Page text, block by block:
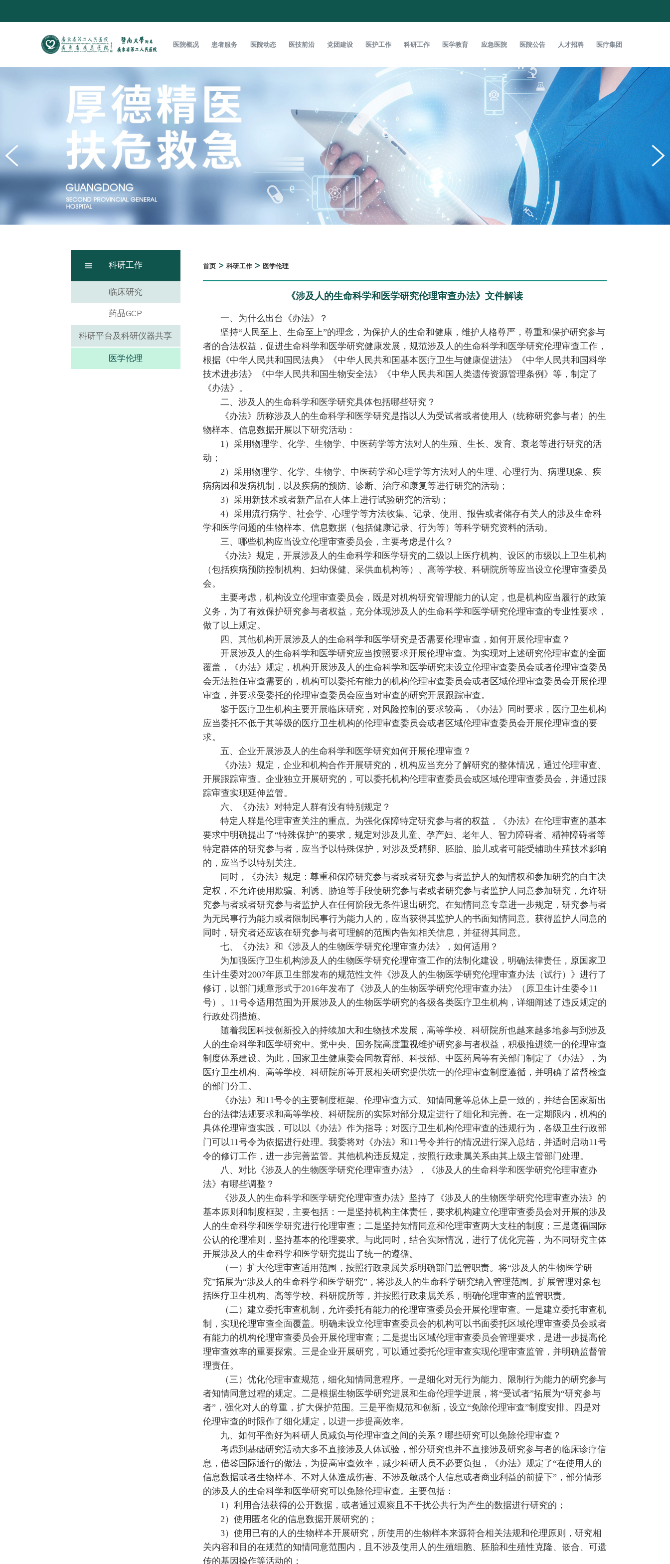
医院概况 患者服务 医院动态 医技前沿 党团建设 医护工作 科研工作 医学教育 应急医院 医院公告 人才招聘 医疗集团
科研工作
临床研究
药品GCP
科研平台及科研仪器共享
医学伦理
首页 > 科研工作 > 医学伦理
《涉及人的生命科学和医学研究伦理审查办法》文件解读
一、为什么出台《办法》？
坚持“人民至上、生命至上”的理念，为保护人的生命和健康，维护人格尊严，尊重和保护研究参与
者的合法权益，促进生命科学和医学研究健康发展，规范涉及人的生命科学和医学研究伦理审查工作，
根据《中华人民共和国民法典》《中华人民共和国基本医疗卫生与健康促进法》《中华人民共和国科学
技术进步法》《中华人民共和国生物安全法》《中华人民共和国人类遗传资源管理条例》等，制定了
《办法》。
二、涉及人的生命科学和医学研究具体包括哪些研究？
《办法》所称涉及人的生命科学和医学研究是指以人为受试者或者使用人（统称研究参与者）的生
物样本、信息数据开展以下研究活动：
1）采用物理学、化学、生物学、中医药学等方法对人的生殖、生长、发育、衰老等进行研究的活
动；
2）采用物理学、化学、生物学、中医药学和心理学等方法对人的生理、心理行为、病理现象、疾
病病因和发病机制，以及疾病的预防、诊断、治疗和康复等进行研究的活动；
3）采用新技术或者新产品在人体上进行试验研究的活动；
4）采用流行病学、社会学、心理学等方法收集、记录、使用、报告或者储存有关人的涉及生命科
学和医学问题的生物样本、信息数据（包括健康记录、行为等）等科学研究资料的活动。
三、哪些机构应当设立伦理审查委员会，主要考虑是什么？
《办法》规定，开展涉及人的生命科学和医学研究的二级以上医疗机构、设区的市级以上卫生机构
（包括疾病预防控制机构、妇幼保健、采供血机构等）、高等学校、科研院所等应当设立伦理审查委员
会。
主要考虑，机构设立伦理审查委员会，既是对机构研究管理能力的认定，也是机构应当履行的政策
义务，为了有效保护研究参与者权益，充分体现涉及人的生命科学和医学研究伦理审查的专业性要求，
做了以上规定。
四、其他机构开展涉及人的生命科学和医学研究是否需要伦理审查，如何开展伦理审查？
开展涉及人的生命科学和医学研究应当按照要求开展伦理审查。为实现对上述研究伦理审查的全面
覆盖，《办法》规定，机构开展涉及人的生命科学和医学研究未设立伦理审查委员会或者伦理审查委员
会无法胜任审查需要的，机构可以委托有能力的机构伦理审查委员会或者区域伦理审查委员会开展伦理
审查，并要求受委托的伦理审查委员会应当对审查的研究开展跟踪审查。
鉴于医疗卫生机构主要开展临床研究，对风险控制的要求较高，《办法》同时要求，医疗卫生机构
应当委托不低于其等级的医疗卫生机构的伦理审查委员会或者区域伦理审查委员会开展伦理审查的要
求。
五、企业开展涉及人的生命科学和医学研究如何开展伦理审查？
《办法》规定，企业和机构合作开展研究的，机构应当充分了解研究的整体情况，通过伦理审查、
开展跟踪审查。企业独立开展研究的，可以委托机构伦理审查委员会或区域伦理审查委员会，并通过跟
踪审查实现延伸监管。
六、《办法》对特定人群有没有特别规定？
特定人群是伦理审查关注的重点。为强化保障特定研究参与者的权益，《办法》在伦理审查的基本
要求中明确提出了“特殊保护”的要求，规定对涉及儿童、孕产妇、老年人、智力障碍者、精神障碍者等
特定群体的研究参与者，应当予以特殊保护，对涉及受精卵、胚胎、胎儿或者可能受辅助生殖技术影响
的，应当予以特别关注。
同时，《办法》规定：尊重和保障研究参与者或者研究参与者监护人的知情权和参加研究的自主决
定权，不允许使用欺骗、利诱、胁迫等手段使研究参与者或者研究参与者监护人同意参加研究，允许研
究参与者或者研究参与者监护人在任何阶段无条件退出研究。在知情同意专章进一步规定，研究参与者
为无民事行为能力或者限制民事行为能力人的，应当获得其监护人的书面知情同意。获得监护人同意的
同时，研究者还应该在研究参与者可理解的范围内告知相关信息，并征得其同意。
七、《办法》和《涉及人的生物医学研究伦理审查办法》，如何适用？
为加强医疗卫生机构涉及人的生物医学研究伦理审查工作的法制化建设，明确法律责任，原国家卫
生计生委对2007年原卫生部发布的规范性文件《涉及人的生物医学研究伦理审查办法（试行）》进行了
修订，以部门规章形式于2016年发布了《涉及人的生物医学研究伦理审查办法》（原卫生计生委令11
号）。11号令适用范围为开展涉及人的生物医学研究的各级各类医疗卫生机构，详细阐述了违反规定的
行政处罚措施。
随着我国科技创新投入的持续加大和生物技术发展，高等学校、科研院所也越来越多地参与到涉及
人的生命科学和医学研究中。党中央、国务院高度重视维护研究参与者权益，积极推进统一的伦理审查
制度体系建设。为此，国家卫生健康委会同教育部、科技部、中医药局等有关部门制定了《办法》，为
医疗卫生机构、高等学校、科研院所等开展相关研究提供统一的伦理审查制度遵循，并明确了监督检查
的部门分工。
《办法》和11号令的主要制度框架、伦理审查方式、知情同意等总体上是一致的，并结合国家新出
台的法律法规要求和高等学校、科研院所的实际对部分规定进行了细化和完善。在一定期限内，机构的
具体伦理审查实践，可以以《办法》作为指导；对医疗卫生机构伦理审查的违规行为，各级卫生行政部
门可以11号令为依据进行处理。我委将对《办法》和11号令并行的情况进行深入总结，并适时启动11号
令的修订工作，进一步完善监管。其他机构违反规定，按照行政隶属关系由其上级主管部门处理。
八、对比《涉及人的生物医学研究伦理审查办法》，《涉及人的生命科学和医学研究伦理审查办
法》有哪些调整？
《涉及人的生命科学和医学研究伦理审查办法》坚持了《涉及人的生物医学研究伦理审查办法》的
基本原则和制度框架，主要包括：一是坚持机构主体责任，要求机构建立伦理审查委员会对开展的涉及
人的生命科学和医学研究进行伦理审查；二是坚持知情同意和伦理审查两大支柱的制度；三是遵循国际
公认的伦理准则，坚持基本的伦理要求。与此同时，结合实际情况，进行了优化完善，为不同研究主体
开展涉及人的生命科学和医学研究提出了统一的遵循。
（一）扩大伦理审查适用范围，按照行政隶属关系明确部门监管职责。将“涉及人的生物医学研
究”拓展为“涉及人的生命科学和医学研究”，将涉及人的生命科学研究纳入管理范围。扩展管理对象包
括医疗卫生机构、高等学校、科研院所等，并按照行政隶属关系，明确伦理审查的监管职责。
（二）建立委托审查机制，允许委托有能力的伦理审查委员会开展伦理审查。一是建立委托审查机
制，实现伦理审查全面覆盖。明确未设立伦理审查委员会的机构可以书面委托区域伦理审查委员会或者
有能力的机构伦理审查委员会开展伦理审查；二是提出区域伦理审查委员会管理要求，是进一步提高伦
理审查效率的重要探索。三是企业开展研究，可以通过委托伦理审查实现伦理审查监管，并明确监督管
理责任。
（三）优化伦理审查规范，细化知情同意程序。一是细化对无行为能力、限制行为能力的研究参与
者知情同意过程的规定。二是根据生物医学研究进展和生命伦理学进展，将“受试者”拓展为“研究参与
者”，强化对人的尊重，扩大保护范围。三是平衡规范和创新，设立“免除伦理审查”制度安排。四是对
伦理审查的时限作了细化规定，以进一步提高效率。
九、如何平衡好为科研人员减负与伦理审查之间的关系？哪些研究可以免除伦理审查？
考虑到基础研究活动大多不直接涉及人体试验，部分研究也并不直接涉及研究参与者的临床诊疗信
息，借鉴国际通行的做法，为提高审查效率，减少科研人员不必要负担，《办法》规定了“在使用人的
信息数据或者生物样本、不对人体造成伤害、不涉及敏感个人信息或者商业利益的前提下”，部分情形
的涉及人的生命科学和医学研究可以免除伦理审查。主要包括：
1）利用合法获得的公开数据，或者通过观察且不干扰公共行为产生的数据进行研究的；
2）使用匿名化的信息数据开展研究的；
3）使用已有的人的生物样本开展研究，所使用的生物样本来源符合相关法规和伦理原则，研究相
关内容和目的在规范的知情同意范围内，且不涉及使用人的生殖细胞、胚胎和生殖性克隆、嵌合、可遗
传的基因操作等活动的；